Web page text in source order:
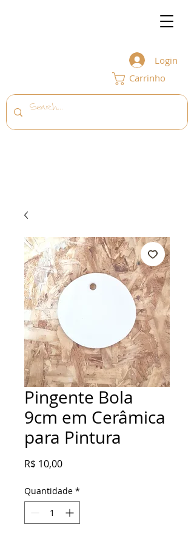
Login
Carrinho
Pingente Bola
9cm em Cerâmica
para Pintura
R$ 10,00Preço
Quantidade *